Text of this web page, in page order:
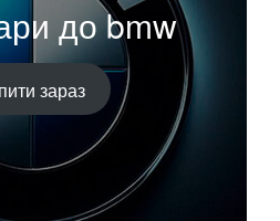
до bmw
зараз